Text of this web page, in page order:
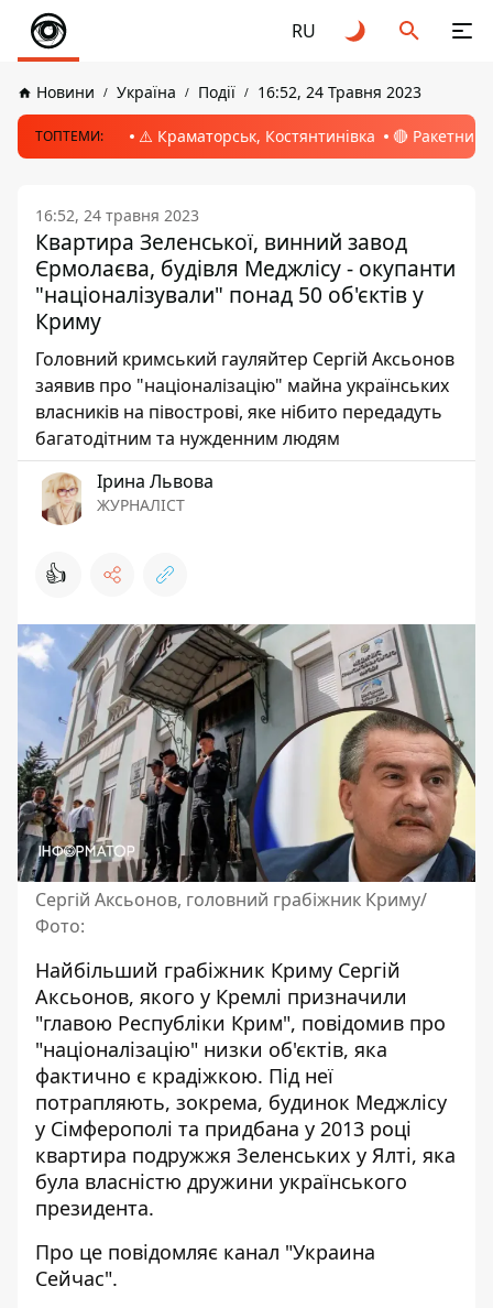
RU
Новини Україна Події 16:52, 24 Травня 2023
ТОПТЕМИ: ⚠️ Краматорськ, Костянтинівка 🔴 Ракетний
16:52, 24 травня 2023
Квартира Зеленської, винний завод
Єрмолаєва, будівля Меджлісу - окупанти
"націоналізували" понад 50 об'єктів у
Криму
Головний кримський гауляйтер Сергій Аксьонов
заявив про "націоналізацію" майна українських
власників на півострові, яке нібито передадуть
багатодітним та нужденним людям
Ірина Львова
ЖУРНАЛІСТ
👍
Сергій Аксьонов, головний грабіжник Криму/
Фото:
Найбільший грабіжник Криму Сергій
Аксьонов, якого у Кремлі призначили
"главою Республіки Крим", повідомив про
"націоналізацію" низки об'єктів, яка
фактично є крадіжкою. Під неї
потрапляють, зокрема, будинок Меджлісу
у Сімферополі та придбана у 2013 році
квартира подружжя Зеленських у Ялті, яка
була власністю дружини українського
президента.
Про це повідомляє канал "Украина
Сейчас".